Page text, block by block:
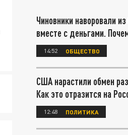
Чиновники наворовали
вместе с деньгами.
14:52 ОБЩЕСТВО
США нарастили обмен
Как это отразится на
12:48 ПОЛИТИКА